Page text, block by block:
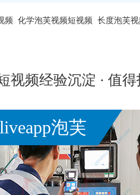
频 化学泡芙视频短视频 长度泡芙
视频经验沉淀 · 值
泡芙